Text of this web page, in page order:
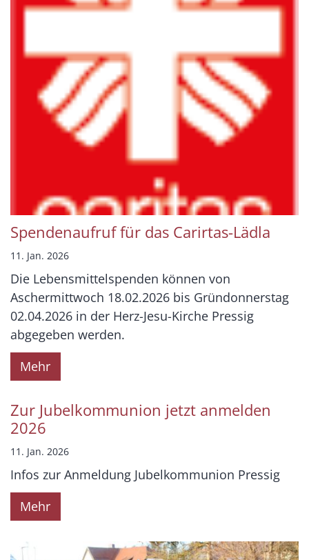
Spendenaufruf für das Carirtas-Lädla
11. Jan. 2026
Die Lebensmittelspenden können von
Aschermittwoch 18.02.2026 bis Gründonnerstag
02.04.2026 in der Herz-Jesu-Kirche Pressig
abgegeben werden.
Mehr
Zur Jubelkommunion jetzt anmelden
2026
11. Jan. 2026
Infos zur Anmeldung Jubelkommunion Pressig
Mehr